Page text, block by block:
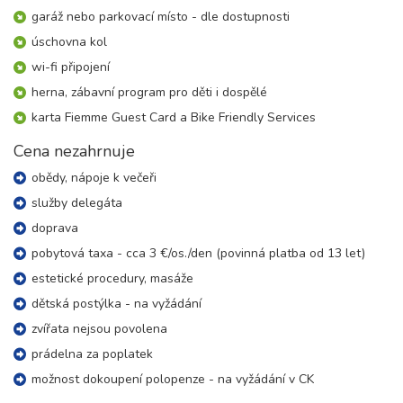
23.08. - 30.08.26
neděle - neděle
14 300 Kč
30.08. - 03.09.26
neděle - čtvrtek
5 dní (4 noci)
7 400 Kč
30.08. - 04.09.26
neděle - pátek
9 200 Kč
30.08. - 06.09.26
neděle - neděle
8 dní (7 nocí)
12 900 Kč
září 2026
06.09. - 10.09.26
neděle - čtvrtek
garáž nebo parkovací místo - dle dostupnosti
úschovna kol
wi-fi připojení
herna, zábavní program pro děti i dospělé
karta Fiemme Guest Card a Bike Friendly Services
Cena nezahrnuje
obědy, nápoje k večeři
služby delegáta
doprava
pobytová taxa - cca 3 €/os./den (povinná platba od 13 let)
estetické procedury, masáže
dětská postýlka - na vyžádání
zvířata nejsou povolena
prádelna za poplatek
možnost dokoupení polopenze - na vyžádání v CK